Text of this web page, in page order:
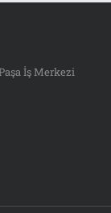
İş Merkezi